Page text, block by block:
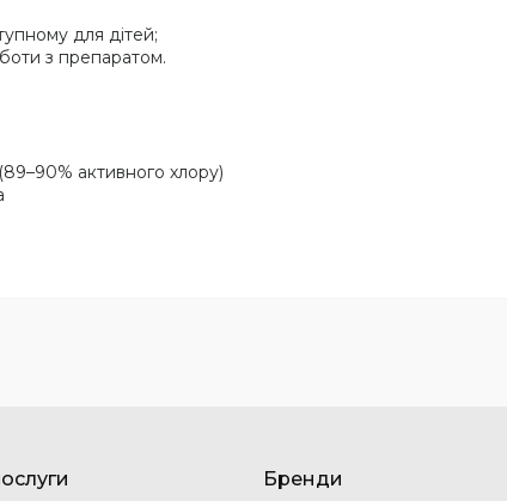
для дітей;
з препаратом.
активного хлору)
Бренди